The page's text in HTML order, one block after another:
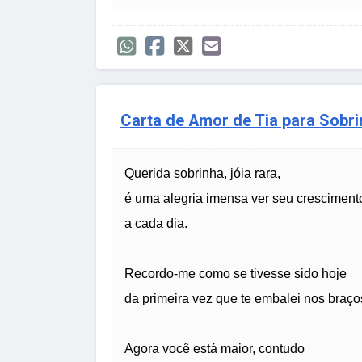
Carta de Amor de Tia para
Querida sobrinha, jóia rara,
é uma alegria imensa ver seu
a cada dia.
Recordo-me como se tivesse sido hoje
da primeira vez que te embalei nos
Agora você está maior, contudo